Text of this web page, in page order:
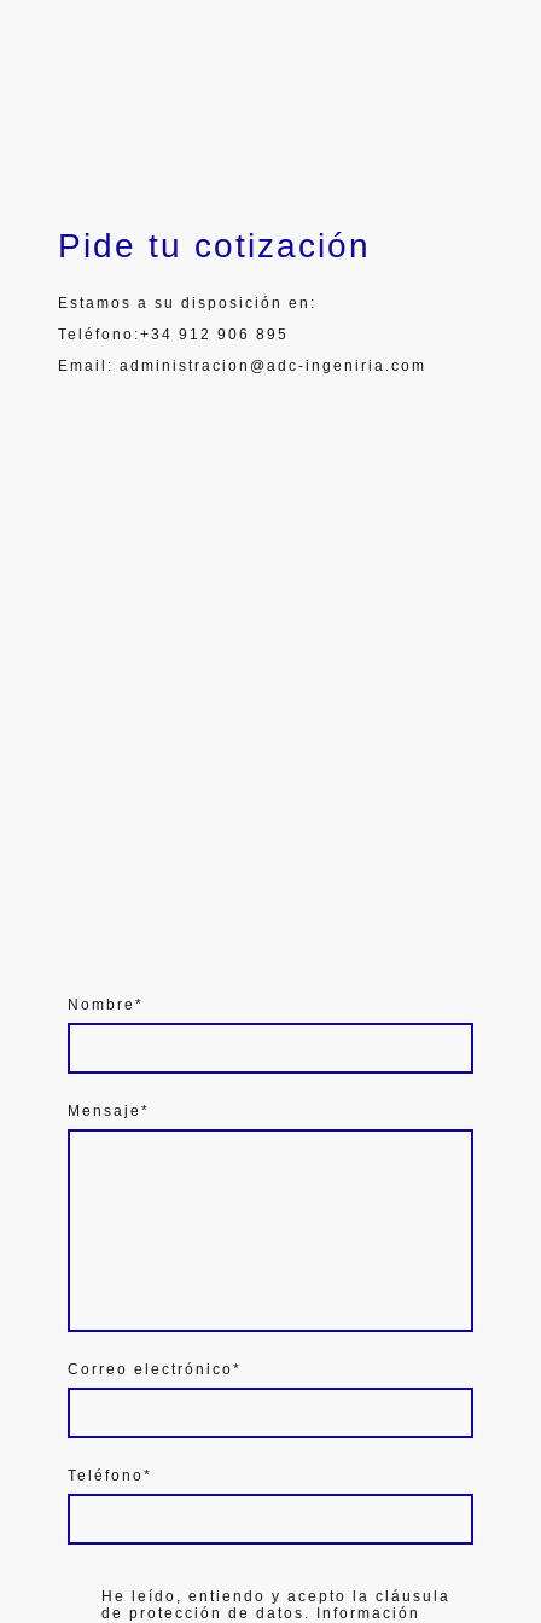
Pide tu cotización
Estamos a su disposición en:
Teléfono:+34 912 906 895
Email: administracion@adc-ingeniria.com
Nombre *
Mensaje *
Correo electrónico*
Teléfono*
He leído, entiendo y acepto la cláusula
de protección de datos. Información